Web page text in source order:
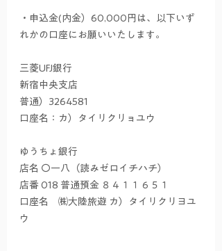
・申込金(内金）60,000円は、以下いず
れかの口座にお願いいたします。
三菱UFJ銀行
新宿中央支店
普通）3264581
口座名：カ）タイリクリョユウ
ゆうちょ銀行
店名 〇一八（読みゼロイチハチ）
店番 018 普通預金 ８４１１６５１
口座名　㈱大陸旅遊 カ）タイリクリヨユ
ウ